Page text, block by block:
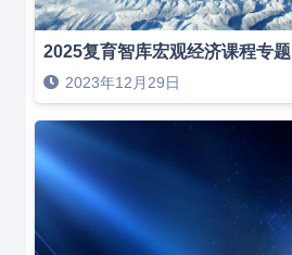
2025复育智库宏观经济课程专题
2023年12月29日